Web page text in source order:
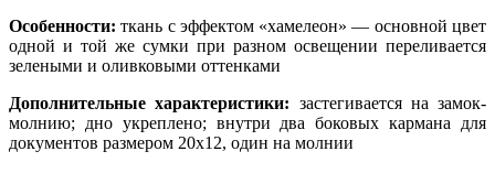
Особенности: ткань с эффектом «хамелеон» — основной цвет
одной и той же сумки при разном освещении переливается
зелеными и оливковыми оттенками
Дополнительные характеристики: застегивается на замок-
молнию; дно укреплено; внутри два боковых кармана для
документов размером 20х12, один на молнии